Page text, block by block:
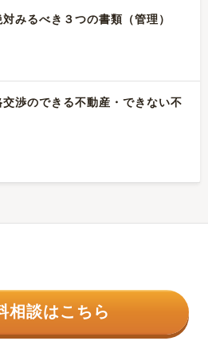
みるべき３つの書類（管理）
渉のできる不動産・できない不
相談はこちら